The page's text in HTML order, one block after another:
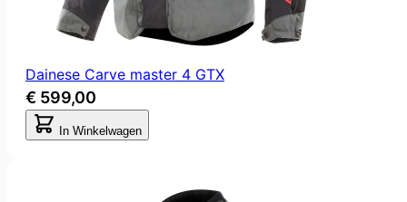
Dainese Carve master 4 GTX
€ 599,00
In Winkelwagen